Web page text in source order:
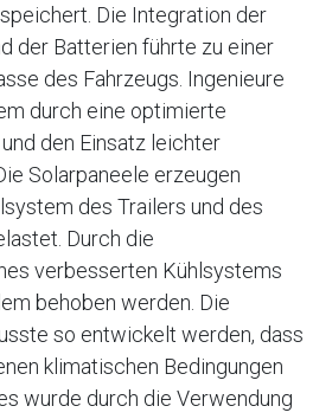
Die Integration der
der Batterien führte zu einer
des Fahrzeugs. Ingenieure
durch eine optimierte
den Einsatz leichter
Solarpaneele erzeugen
des Trailers und des
Durch die
verbesserten Kühlsystems
behoben werden. Die
so entwickelt werden, dass
klimatischen Bedingungen
wurde durch die Verwendung